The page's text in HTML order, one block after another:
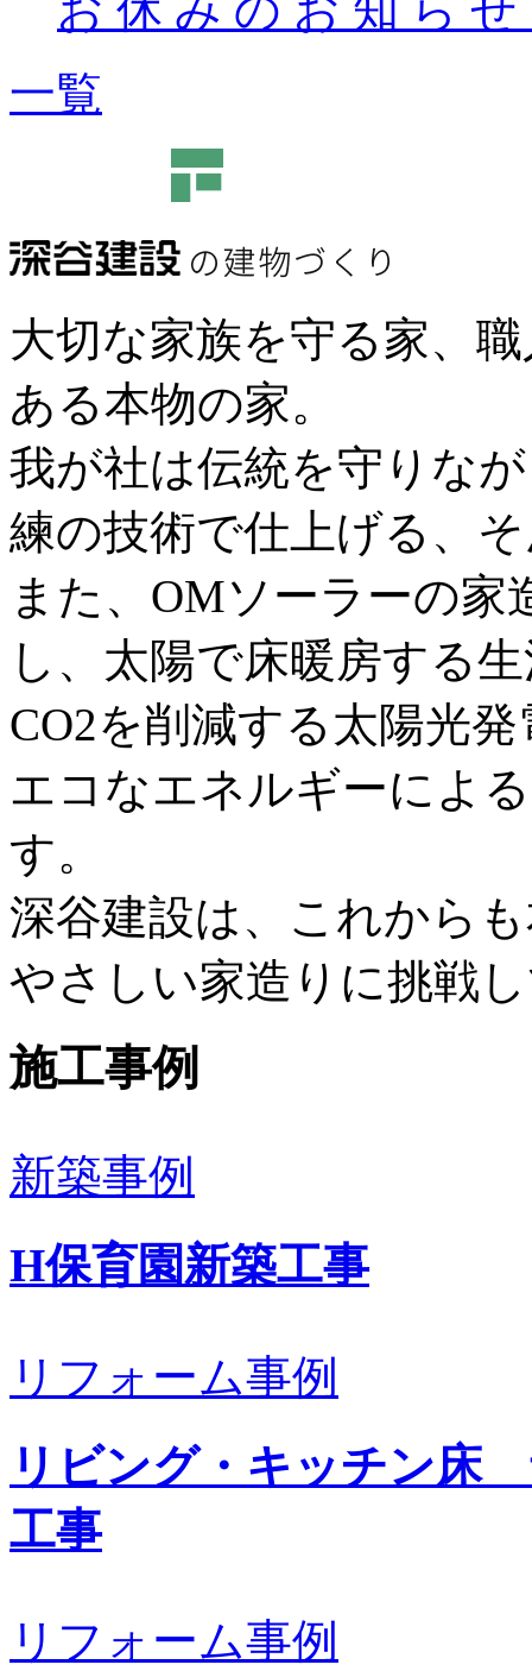
お 休 み の お 知 ら
一覧
大切な家族を守る家、
ある本物の家。
我が社は伝統を守りな
練の技術で仕上げる、
また、OMソーラーの
し、太陽で床暖房する
CO2を削減する太陽光
エコなエネルギーによ
す。
深谷建設は、これから
やさしい家造りに挑戦
施工事例
新築事例
H保育園新築工事
リフォーム事例
リビング・キッチン床
工事
リフォーム事例